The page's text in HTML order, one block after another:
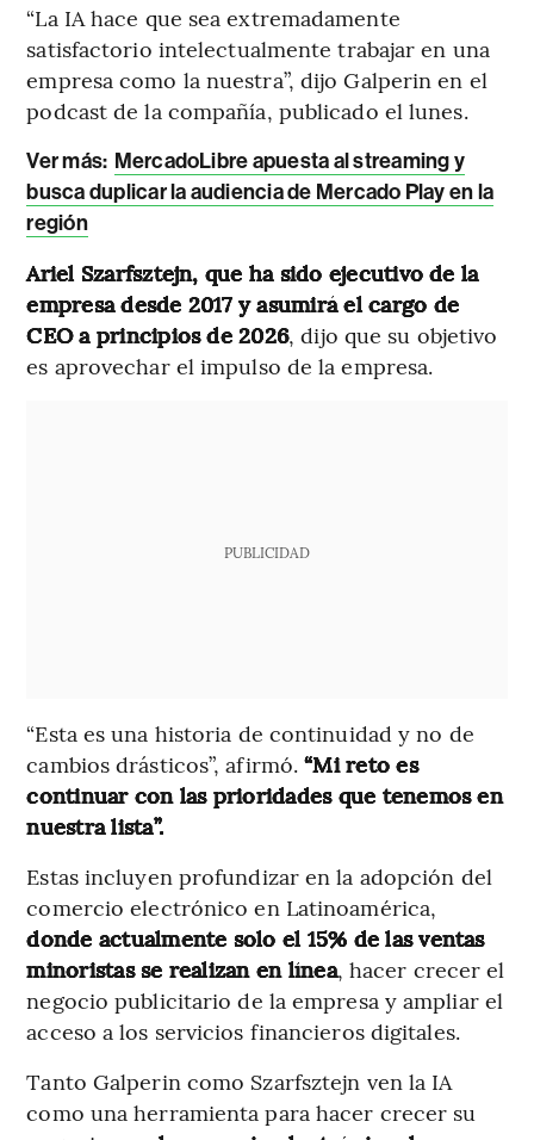
“La IA hace que sea extremadamente
satisfactorio intelectualmente trabajar en una
empresa como la nuestra”, dijo Galperin en el
podcast de la compañía, publicado el lunes.
Ver más: MercadoLibre apuesta al streaming y
busca duplicar la audiencia de Mercado Play en la
región
Ariel Szarfsztejn, que ha sido ejecutivo de la
empresa desde 2017 y asumirá el cargo de
CEO a principios de 2026, dijo que su objetivo
es aprovechar el impulso de la empresa.
PUBLICIDAD
“Esta es una historia de continuidad y no de
cambios drásticos”, afirmó.“Mi reto es
continuar con las prioridades que tenemos en
nuestra lista”.
Estas incluyen profundizar en la adopción del
comercio electrónico en Latinoamérica,
donde actualmente solo el 15% de las ventas
minoristas se realizan en línea, hacer crecer el
negocio publicitario de la empresa y ampliar el
acceso a los servicios financieros digitales.
Tanto Galperin como Szarfsztejn ven la IA
como una herramienta para hacer crecer su